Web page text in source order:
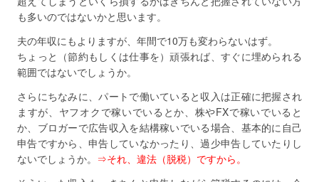
も多いのではないかと思います。
夫の年収にもよりますが、年間で10万も変わらないはず。
ちょっと（節約もしくは仕事を）頑張れば、すぐに埋められる
範囲ではないでしょうか。
さらにちなみに、パートで働いていると収入は正確に把握され
ますが、ヤフオクで稼いでいるとか、株やFXで稼いでいると
か、ブロガーで広告収入を結構稼いでいる場合、基本的に自己
申告ですから、申告していなかったり、過少申告していたりし
ないでしょうか。 ⇒それ、違法（脱税）ですから。